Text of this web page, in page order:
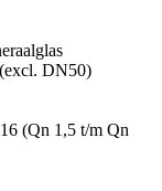
DN50)
(Qn 1,5 t/m Qn